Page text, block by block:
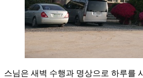
스님은 새벽 수행과 명상으로 하루를